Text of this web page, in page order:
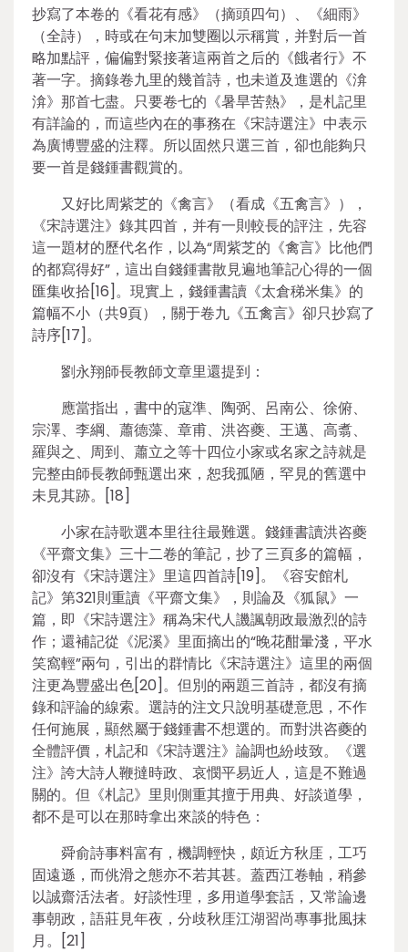
抄寫了本卷的《看花有感》（摘頭四句）、《細雨》
（全詩），時或在句末加雙圈以示稱賞，并對后一首
略加點評，偏偏對緊接著這兩首之后的《餓者行》不
著一字。摘錄卷九里的幾首詩，也未道及進選的《渰
渰》那首七盡。只要卷七的《暑旱苦熱》，是札記里
有詳論的，而這些內在的事務在《宋詩選注》中表示
為廣博豐盛的注釋。所以固然只選三首，卻也能夠只
要一首是錢鍾書觀賞的。
又好比周紫芝的《禽言》（看成《五禽言》），
《宋詩選注》錄其四首，并有一則較長的評注，先容
這一題材的歷代名作，以為“周紫芝的《禽言》比他們
的都寫得好”，這出自錢鍾書散見遍地筆記心得的一個
匯集收拾[16]。現實上，錢鍾書讀《太倉稊米集》的
篇幅不小（共9頁），關于卷九《五禽言》卻只抄寫了
詩序[17]。
劉永翔師長教師文章里還提到：
應當指出，書中的寇準、陶弼、呂南公、徐俯、
宗澤、李綱、蕭德藻、章甫、洪咨夔、王邁、高翥、
羅與之、周到、蕭立之等十四位小家或名家之詩就是
完整由師長教師甄選出來，恕我孤陋，罕見的舊選中
未見其跡。[18]
小家在詩歌選本里往往最難選。錢鍾書讀洪咨夔
《平齋文集》三十二卷的筆記，抄了三頁多的篇幅，
卻沒有《宋詩選注》里這四首詩[19]。《容安館札
記》第321則重讀《平齋文集》，則論及《狐鼠》一
篇，即《宋詩選注》稱為宋代人譏諷朝政最激烈的詩
作；還補記從《泥溪》里面摘出的“晚花酣暈淺，平水
笑窩輕”兩句，引出的群情比《宋詩選注》這里的兩個
注更為豐盛出色[20]。但別的兩題三首詩，都沒有摘
錄和評論的線索。選詩的注文只說明基礎意思，不作
任何施展，顯然屬于錢鍾書不想選的。而對洪咨夔的
全體評價，札記和《宋詩選注》論調也紛歧致。《選
注》誇大詩人鞭撻時政、哀憫平易近人，這是不難過
關的。但《札記》里則側重其擅于用典、好談道學，
都不是可以在那時拿出來談的特色：
舜俞詩事料富有，機調輕快，頗近方秋厓，工巧
固遠遜，而佻滑之態亦不若其甚。蓋西江卷軸，稍參
以誠齋活法者。好談性理，多用道學套話，又常論邊
事朝政，語莊見年夜，分歧秋厓江湖習尚專事批風抹
月。[21]